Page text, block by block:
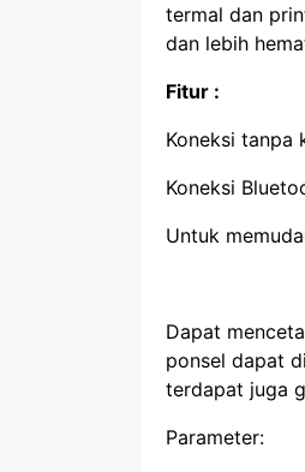
termal dan
dan lebih
Fitur :
Koneksi tanpa
Koneksi
Untuk
Dapat
ponsel dapat
terdapat juga
Parameter: